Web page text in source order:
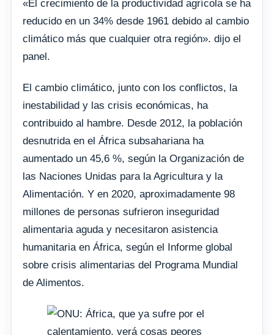
«El crecimiento de la productividad agrícola se ha
reducido en un 34% desde 1961 debido al cambio
climático más que cualquier otra región». dijo el
panel.
El cambio climático, junto con los conflictos, la
inestabilidad y las crisis económicas, ha
contribuido al hambre. Desde 2012, la población
desnutrida en el África subsahariana ha
aumentado un 45,6 %, según la Organización de
las Naciones Unidas para la Agricultura y la
Alimentación. Y en 2020, aproximadamente 98
millones de personas sufrieron inseguridad
alimentaria aguda y necesitaron asistencia
humanitaria en África, según el Informe global
sobre crisis alimentarias del Programa Mundial
de Alimentos.